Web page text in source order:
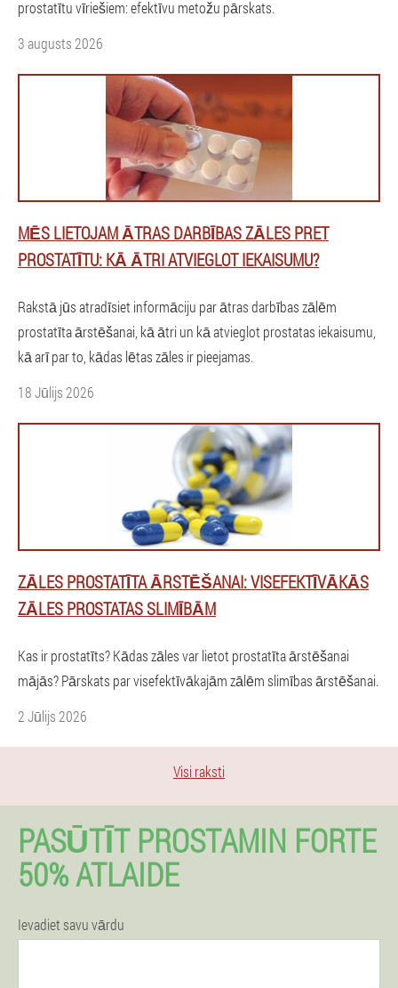
prostatītu vīriešiem: efektīvu metožu pārskats.
3 augusts 2026
MĒS LIETOJAM ĀTRAS DARBĪBAS ZĀLES PRET
PROSTATĪTU: KĀ ĀTRI ATVIEGLOT IEKAISUMU?
Rakstā jūs atradīsiet informāciju par ātras darbības zālēm
prostatīta ārstēšanai, kā ātri un kā atvieglot prostatas iekaisumu,
kā arī par to, kādas lētas zāles ir pieejamas.
18 Jūlijs 2026
ZĀLES PROSTATĪTA ĀRSTĒŠANAI: VISEFEKTĪVĀKĀS
ZĀLES PROSTATAS SLIMĪBĀM
Kas ir prostatīts? Kādas zāles var lietot prostatīta ārstēšanai
mājās? Pārskats par visefektīvākajām zālēm slimības ārstēšanai.
2 Jūlijs 2026
Visi raksti
PASŪTĪT PROSTAMIN FORTE
50% ATLAIDE
Ievadiet savu vārdu